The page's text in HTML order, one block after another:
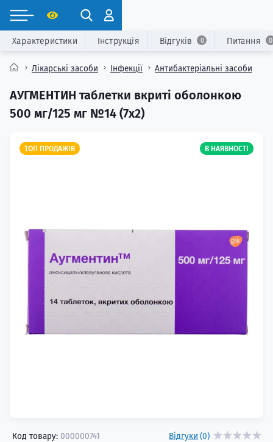
Лікарські засоби Інфекції Антибактеріальні засоби
АУГМЕНТИН таблетки вкриті оболонкою
500 мг/125 мг №14 (7х2)
Характеристики Інструкція Відгуків 0 Питання 0
ТОП ПРОДАЖІВ В НАЯВНОСТІ
Код товару: 000000741 Відгуки (0)